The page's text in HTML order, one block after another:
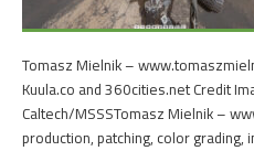
Tomasz Mielnik –
Kuula.co and 360cities.net Credit
Caltech/MSSSTomasz Mielnik –
production, patching, color grading,